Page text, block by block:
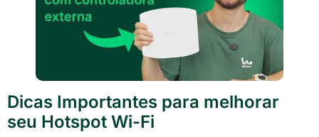
Dicas Importantes para melhorar
seu Hotspot Wi-Fi